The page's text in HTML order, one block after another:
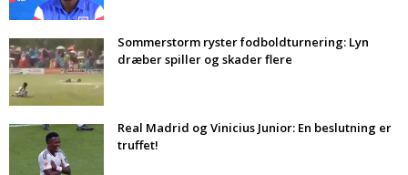
Sommerstorm ryster fodboldturnering: Lyn
dræber spiller og skader flere
Real Madrid og Vinicius Junior: En beslutning er
truffet!